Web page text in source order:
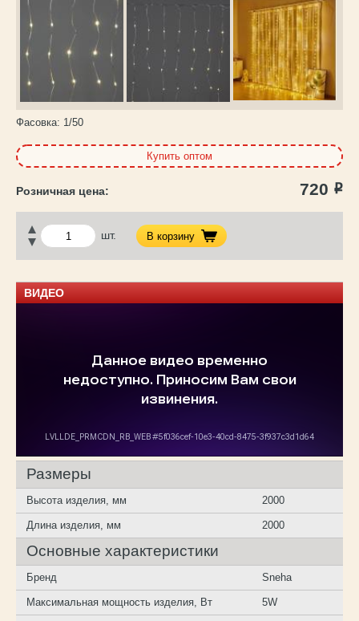
Фасовка: 1/50
Купить оптом
720 Р
шт. В корзину
ВИДЕО
Размеры
Высота изделия, мм 2000
Длина изделия, мм 2000
Основные характеристики
Бренд Sneha
Максимальная мощность изделия, Вт 5W